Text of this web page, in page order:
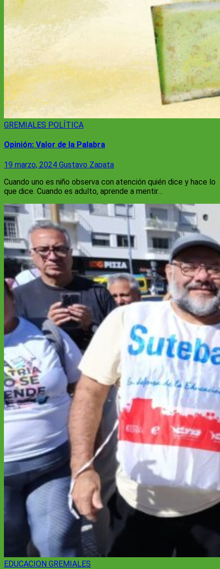
GREMIALES POLÍTICA
Opinión: Valor de la Palabra
19 marzo, 2024 Gustavo Zapata
Cuando uno es niño observa con atención quién dice y hace lo
que dice. Cuando es adulto, aprende a mentir…
EDUCACION GREMIALES